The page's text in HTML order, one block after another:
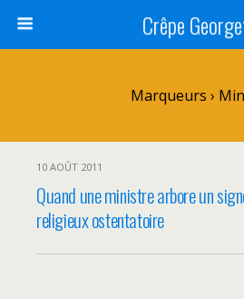
Crêpe
Marqueurs ›
10 AOÛT 2011
Quand une ministre arbore un
religieux ostentatoire